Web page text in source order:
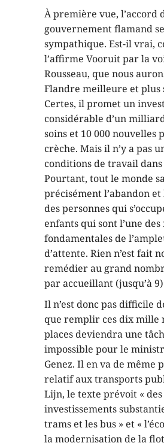
À première vue, l’accord
gouvernement flamand
sympathique. Est-il vrai,
l’affirme Vooruit par la
Rousseau, que nous
Flandre meilleure et plus
Certes, il promet un
considérable d’un
soins et 10 000 nouvelles
crèche. Mais il n’y a pas
conditions de travail dans
Pourtant, tout le monde
précisément l’abandon et
des personnes qui
enfants qui sont l’une des
fondamentales de
d’attente. Rien n’est fait
remédier au grand
par accueillant (jusqu’à
Il n’est donc pas difficile
que remplir ces dix mille
places deviendra une
impossible pour le
Genez. Il en va de même
relatif aux transports
Lijn, le texte prévoit « des
investissements
trams et les bus » et «
la modernisation de la